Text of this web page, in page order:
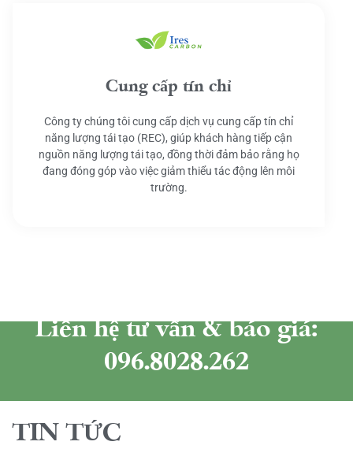
Cung cấp tín chỉ
Công ty chúng tôi cung cấp dịch vụ cung cấp tín chỉ
năng lượng tái tạo (REC), giúp khách hàng tiếp cận
nguồn năng lượng tái tạo, đồng thời đảm bảo rằng họ
đang đóng góp vào việc giảm thiểu tác động lên môi
trường.
Liên hệ tư vấn & báo giá:
096.8028.262
TIN TỨC